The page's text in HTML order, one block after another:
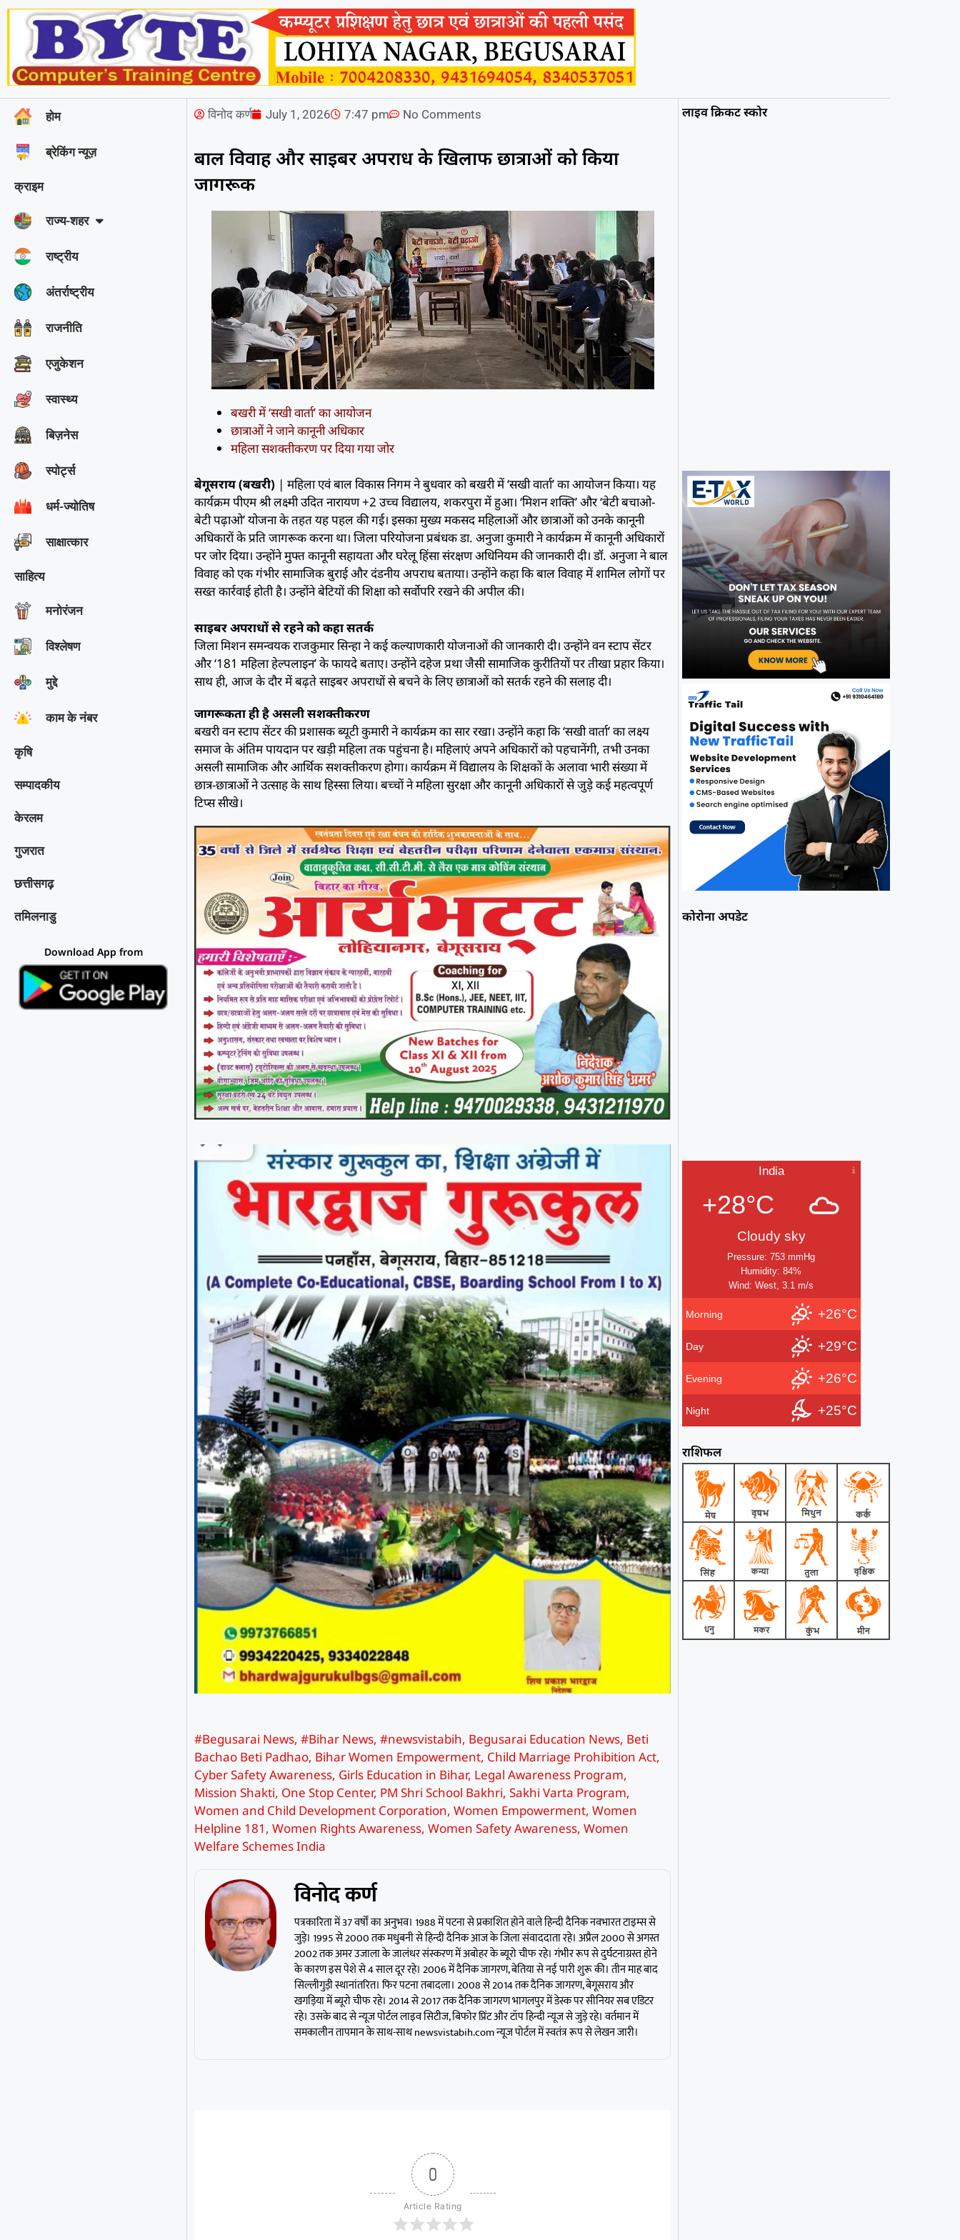
होम
ब्रेकिंग न्यूज़
क्राइम
राज्‍य-शहर
राष्ट्रीय
अंतर्राष्ट्रीय
राजनीति
एजुकेशन
स्वास्थ्य
बिज़नेस
स्पोर्ट्स
धर्म-ज्योतिष
साक्षात्‍कार
साहित्य
मनोरंजन
विश्‍लेषण
मुद्दे
काम के नंबर
कृषि
सम्पादकीय
केरलम
गुजरात
छत्तीसगढ़
तमिलनाडु
Download App from
विनोद कर्ण July 1, 2026 7:47 pm No Comments
बाल विवाह और साइबर अपराध के खिलाफ छात्राओं को किया
जागरूक
बखरी में ‘सखी वार्ता’ का आयोजन
छात्राओं ने जाने कानूनी अधिकार
महिला सशक्तीकरण पर दिया गया जोर
बेगूसराय (बखरी) | महिला एवं बाल विकास निगम ने बुधवार को बखरी में ‘सखी वार्ता’ का आयोजन किया। यह
कार्यक्रम पीएम श्री लक्ष्मी उदित नारायण +2 उच्च विद्यालय, शकरपुरा में हुआ। ‘मिशन शक्ति’ और ‘बेटी बचाओ-
बेटी पढ़ाओ’ योजना के तहत यह पहल की गई। इसका मुख्य मकसद महिलाओं और छात्राओं को उनके कानूनी
अधिकारों के प्रति जागरूक करना था। जिला परियोजना प्रबंधक डा. अनुजा कुमारी ने कार्यक्रम में कानूनी अधिकारों
पर जोर दिया। उन्होंने मुफ्त कानूनी सहायता और घरेलू हिंसा संरक्षण अधिनियम की जानकारी दी। डॉ. अनुजा ने बाल
विवाह को एक गंभीर सामाजिक बुराई और दंडनीय अपराध बताया। उन्होंने कहा कि बाल विवाह में शामिल लोगों पर
सख्त कार्रवाई होती है। उन्होंने बेटियों की शिक्षा को सर्वोपरि रखने की अपील की।
साइबर अपराधों से रहने को कहा सतर्क
जिला मिशन समन्वयक राजकुमार सिन्हा ने कई कल्याणकारी योजनाओं की जानकारी दी। उन्होंने वन स्टाप सेंटर
और ‘181 महिला हेल्पलाइन’ के फायदे बताए। उन्होंने दहेज प्रथा जैसी सामाजिक कुरीतियों पर तीखा प्रहार किया।
साथ ही, आज के दौर में बढ़ते साइबर अपराधों से बचने के लिए छात्राओं को सतर्क रहने की सलाह दी।
जागरूकता ही है असली सशक्तीकरण
बखरी वन स्टाप सेंटर की प्रशासक ब्यूटी कुमारी ने कार्यक्रम का सार रखा। उन्होंने कहा कि ‘सखी वार्ता’ का लक्ष्य
समाज के अंतिम पायदान पर खड़ी महिला तक पहुंचना है। महिलाएं अपने अधिकारों को पहचानेंगी, तभी उनका
असली सामाजिक और आर्थिक सशक्तीकरण होगा। कार्यक्रम में विद्यालय के शिक्षकों के अलावा भारी संख्या में
छात्र-छात्राओं ने उत्साह के साथ हिस्सा लिया। बच्चों ने महिला सुरक्षा और कानूनी अधिकारों से जुड़े कई महत्वपूर्ण
टिप्स सीखे।
#Begusarai News,#Bihar News,#newsvistabih, Begusarai Education News, Beti
Bachao Beti Padhao, Bihar Women Empowerment, Child Marriage Prohibition Act,
Cyber Safety Awareness, Girls Education in Bihar, Legal Awareness Program,
Mission Shakti, One Stop Center, PM Shri School Bakhri,Sakhi Varta Program,
Women and Child Development Corporation,Women Empowerment,Women
Helpline 181 ,Women Rights Awareness,Women Safety Awareness,Women
Welfare Schemes India
विनोद कर्ण
पत्रकारिता में 37 वर्षों का अनुभव। 1988 में पटना से प्रकाशित होने वाले हिन्दी दैनिक नवभारत टाइम्स से
जुड़े। 1995 से 2000 तक मधुबनी से हिन्दी दैनिक आज के जिला संवाददाता रहे। अप्रैल 2000 से अगस्त
2002 तक अमर उजाला के जालंधर संस्करण में अबोहर के ब्यूरो चीफ रहे। गंभीर रूप से दुर्घटनाग्रस्त होने
के कारण इस पेशे से 4 साल दूर रहे। 2006 में दैनिक जागरण, बेतिया से नई पारी शुरू की। तीन माह बाद
सिल्लीगुड़ी स्थानांतरित। फिर पटना तबादला। 2008 से 2014 तक दैनिक जागरण, बेगूसराय और
खगड़िया में ब्यूरो चीफ रहे। 2014 से 2017 तक दैनिक जागरण भागलपुर में डेस्क पर सीनियर सब एडिटर
रहे। उसके बाद से न्यूज पोर्टल लाइव सिटीज, बिफोर प्रिंट और टॉप हिन्दी न्यूज से जुड़े रहे। वर्तमान में
समकालीन तापमान के साथ-साथ newsvistabih.com न्यूज पोर्टल में स्वतंत्र रूप से लेखन जारी।
0
Article Rating
लाइव क्रिकट स्कोर
कोरोना अपडेट
India
+28°C
Cloudy sky
Pressure: 753 mmHg
Humidity: 84%
Wind: West, 3.1 m/s
Morning +26°C
Day +29°C
Evening +26°C
Night +25°C
राशिफल